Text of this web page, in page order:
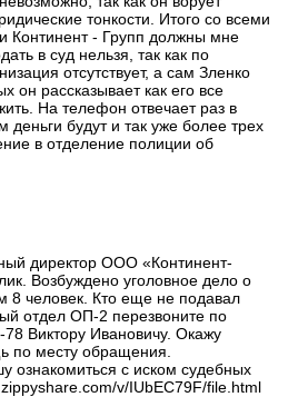
тонкости. Итого со всеми
Континент - Групп должны мне
в суд нельзя, так как по
отсутствует, а сам Зленко
он рассказывает как его все
На телефон отвечает раз в
деньги будут и так уже более трех
в отделение полиции об
директор ООО «Континент-
Возбуждено уголовное дело о
8 человек. Кто еще не подавал
отдел ОП-2 перезвоните по
Виктору Ивановичу. Окажу
по месту обращения.
ознакомиться с иском судебных
v/IUbEC79F/file.html